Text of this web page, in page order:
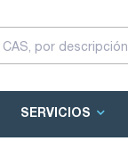
SERVICIOS